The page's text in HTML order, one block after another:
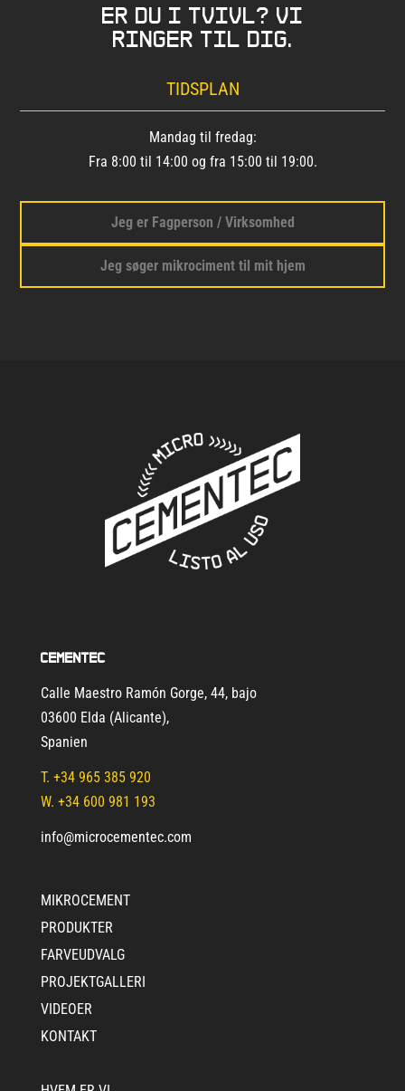
Er du i tvivl? Vi
ringer til dig.
TIDSPLAN
Mandag til fredag:
Fra 8:00 til 14:00 og fra 15:00 til 19:00.
Jeg er Fagperson / Virksomhed
Jeg søger mikrociment til mit hjem
Cementec
Calle Maestro Ramón Gorge, 44, bajo
03600 Elda (Alicante),
Spanien
T. +34 965 385 920
W. +34 600 981 193
info@microcementec.com
MIKROCEMENT
PRODUKTER
FARVEUDVALG
PROJEKTGALLERI
VIDEOER
KONTAKT